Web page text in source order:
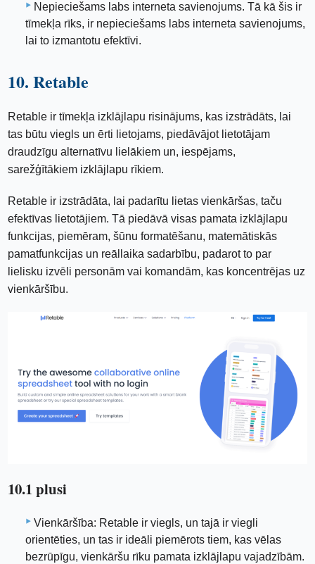
Nepieciešams labs interneta savienojums. Tā kā šis ir
tīmekļa rīks, ir nepieciešams labs interneta savienojums,
lai to izmantotu efektīvi.
10. Retable
Retable ir tīmekļa izklājlapu risinājums, kas izstrādāts, lai
tas būtu viegls un ērti lietojams, piedāvājot lietotājam
draudzīgu alternatīvu lielākiem un, iespējams,
sarežģītākiem izklājlapu rīkiem.
Retable ir izstrādāta, lai padarītu lietas vienkāršas, taču
efektīvas lietotājiem. Tā piedāvā visas pamata izklājlapu
funkcijas, piemēram, šūnu formatēšanu, matemātiskās
pamatfunkcijas un reāllaika sadarbību, padarot to par
lielisku izvēli personām vai komandām, kas koncentrējas uz
vienkāršību.
10.1 plusi
Vienkāršība: Retable ir viegls, un tajā ir viegli
orientēties, un tas ir ideāli piemērots tiem, kas vēlas
bezrūpīgu, vienkāršu rīku pamata izklājlapu vajadzībām.